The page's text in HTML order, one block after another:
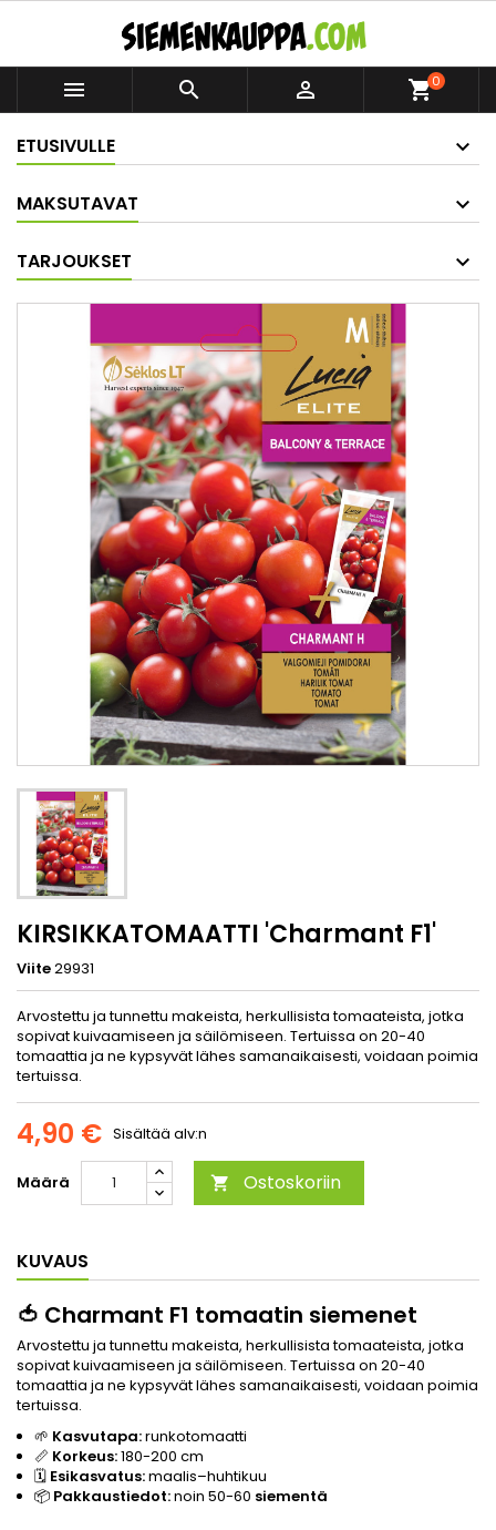
   shopping_cart0
ETUSIVULLE
MAKSUTAVAT
TARJOUKSET
KIRSIKKATOMAATTI 'Charmant F1'
Viite29931
Arvostettu ja tunnettu makeista, herkullisista tomaateista, jotka
sopivat kuivaamiseen ja säilömiseen. Tertuissa on 20-40
tomaattia ja ne kypsyvät lähes samanaikaisesti, voidaan poimia
tertuissa.
4,90 € Sisältää alv:n
Määrä  Ostoskoriin
KUVAUS
🍅 Charmant F1 tomaatin siemenet
Arvostettu ja tunnettu makeista, herkullisista tomaateista, jotka
sopivat kuivaamiseen ja säilömiseen. Tertuissa on 20-40
tomaattia ja ne kypsyvät lähes samanaikaisesti, voidaan poimia
tertuissa.
🌱 Kasvutapa:runkotomaatti
📏 Korkeus:180-200 cm
🗓️ Esikasvatus:maalis–huhtikuu
📦 Pakkaustiedot:noin 50-60 siementä